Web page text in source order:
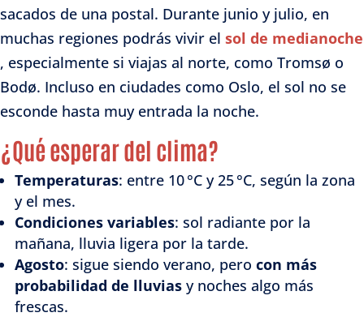
sacados de una postal. Durante junio y julio, en
muchas regiones podrás vivir el sol de medianoche
, especialmente si viajas al norte, como Tromsø o
Bodø. Incluso en ciudades como Oslo, el sol no se
esconde hasta muy entrada la noche.
¿Qué esperar del clima?
Temperaturas: entre 10 °C y 25 °C, según la zona
y el mes.
Condiciones variables: sol radiante por la
mañana, lluvia ligera por la tarde.
Agosto: sigue siendo verano, pero con más
probabilidad de lluvias y noches algo más
frescas.